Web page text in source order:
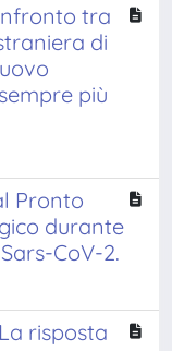
tra
di
più
Pronto
durante
CoV-2.
risposta